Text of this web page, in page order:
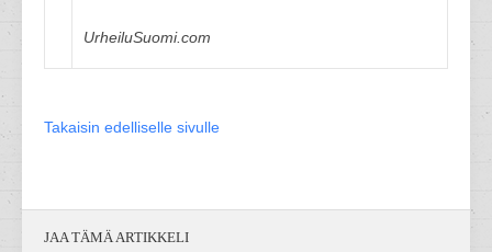
UrheiluSuomi.com
Takaisin edelliselle sivulle
JAA TÄMÄ ARTIKKELI